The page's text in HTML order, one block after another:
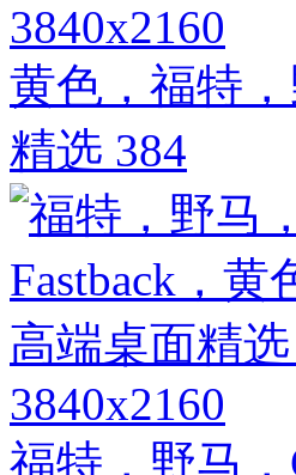
3840x2160
黄色，福特
精选 384
3840x2160
福特，野马